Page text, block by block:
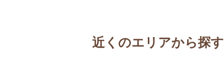
近くのエリアから探す